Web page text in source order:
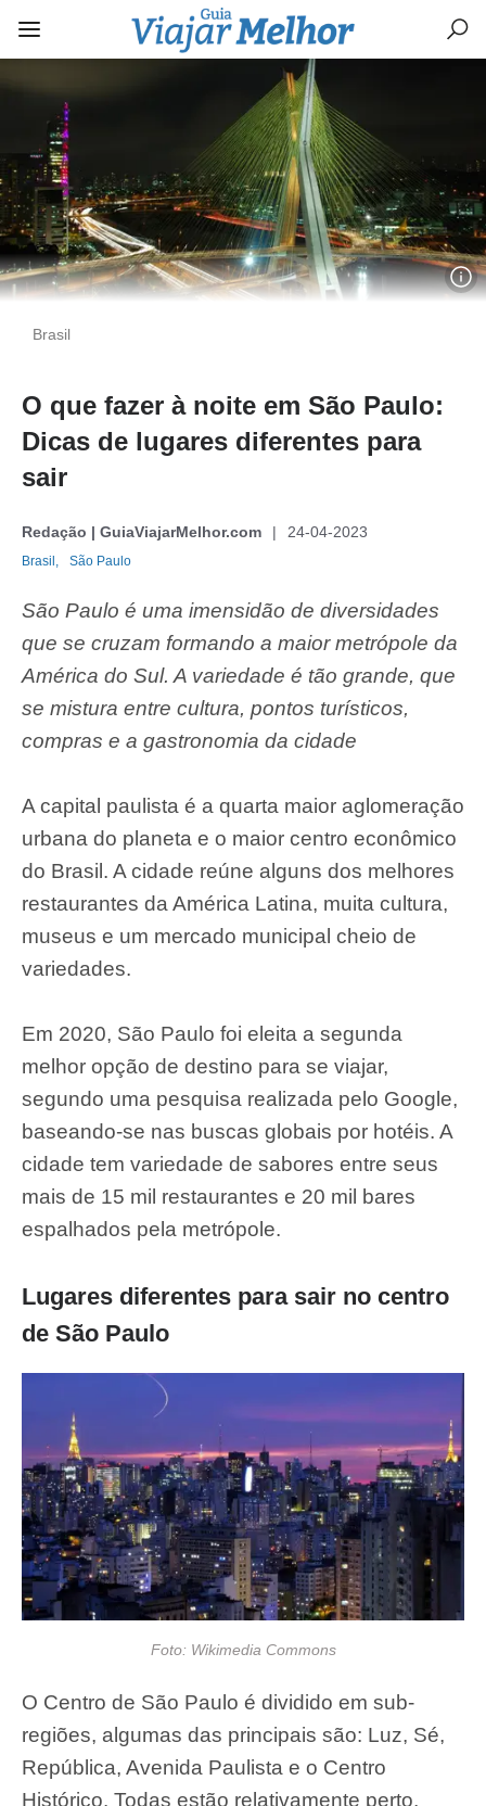
Brasil
O que fazer à noite em São Paulo:
Dicas de lugares diferentes para
sair
Redação | GuiaViajarMelhor.com 24-04-2023
Brasil, São Paulo
São Paulo é uma imensidão de diversidades
que se cruzam formando a maior metrópole da
América do Sul. A variedade é tão grande, que
se mistura entre cultura, pontos turísticos,
compras e a gastronomia da cidade
A capital paulista é a quarta maior aglomeração
urbana do planeta e o maior centro econômico
do Brasil. A cidade reúne alguns dos melhores
restaurantes da América Latina, muita cultura,
museus e um mercado municipal cheio de
variedades.
Em 2020, São Paulo foi eleita a segunda
melhor opção de destino para se viajar,
segundo uma pesquisa realizada pelo Google,
baseando-se nas buscas globais por hotéis. A
cidade tem variedade de sabores entre seus
mais de 15 mil restaurantes e 20 mil bares
espalhados pela metrópole.
Lugares diferentes para sair no centro
de São Paulo
Foto: Wikimedia Commons
O Centro de São Paulo é dividido em sub-
regiões, algumas das principais são: Luz, Sé,
República, Avenida Paulista e o Centro
Histórico. Todas estão relativamente perto,